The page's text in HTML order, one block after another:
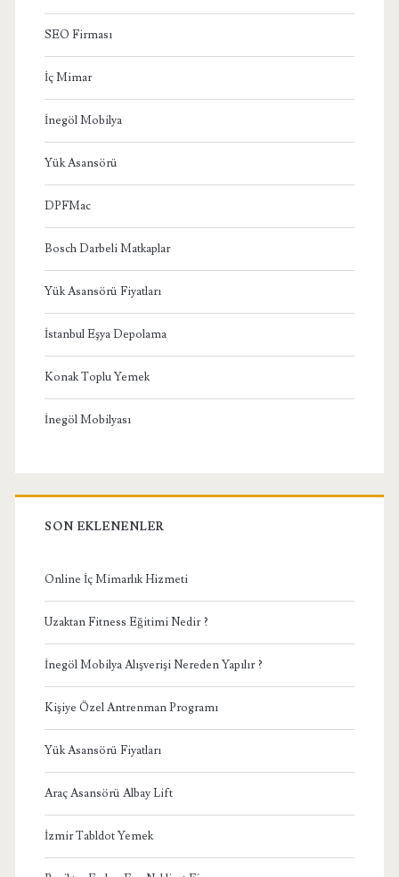
SEO Firması
İç Mimar
İnegöl Mobilya
Yük Asansörü
DPFMac
Bosch Darbeli Matkaplar
Yük Asansörü Fiyatları
İstanbul Eşya Depolama
Konak Toplu Yemek
İnegöl Mobilyası
SON EKLENENLER
Online İç Mimarlık Hizmeti
Uzaktan Fitness Eğitimi Nedir ?
İnegöl Mobilya Alışverişi Nereden Yapılır ?
Kişiye Özel Antrenman Programı
Yük Asansörü Fiyatları
Araç Asansörü Albay Lift
İzmir Tabldot Yemek